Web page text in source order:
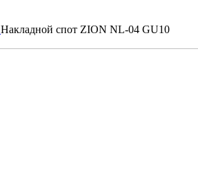
Накладной спот ZION NL-04 GU10